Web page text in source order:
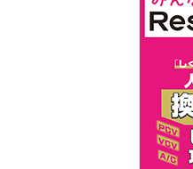
耳鼻咽
手術室・
感染管理・